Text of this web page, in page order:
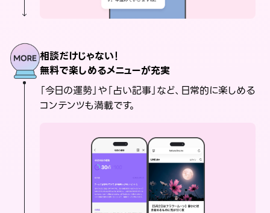
相談だけじゃない！
無料で楽しめるメニューが充実
「今日の運勢」や「占い記事」など、日常的に楽しめる
コンテンツも満載です。